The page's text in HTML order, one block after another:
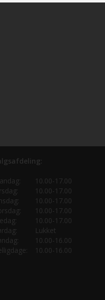
10.00-17.00
10.00-17.00
10.00-17.00
10.00-17.00
10.00-17.00
Lukket
10.00-16.00
10.00-16.00